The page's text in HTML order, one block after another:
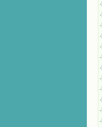
·
·
·
·
·
·
·
·
·
·
·
·